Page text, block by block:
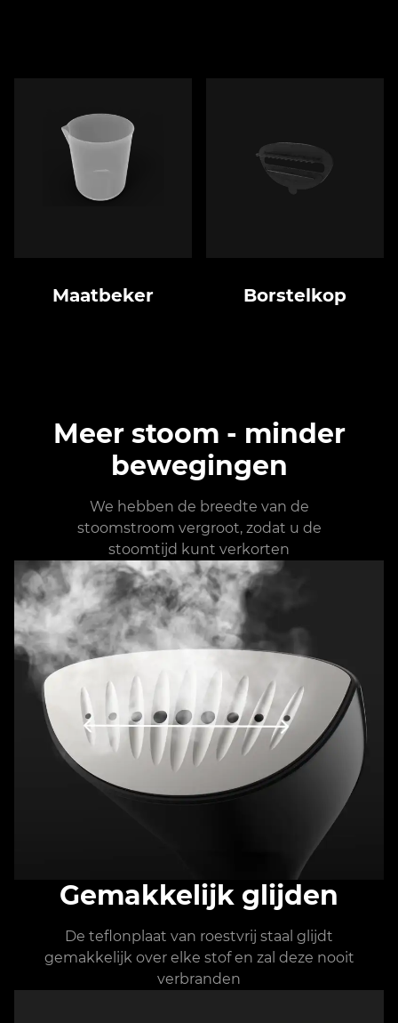
Maatbeker Borstelkop
Meer stoom - minder
bewegingen
We hebben de breedte van de
stoomstroom vergroot, zodat u de
stoomtijd kunt verkorten
Gemakkelijk glijden
De teflonplaat van roestvrij staal glijdt
gemakkelijk over elke stof en zal deze nooit
verbranden